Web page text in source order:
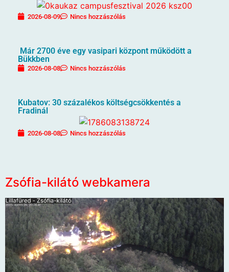
2026-08-09 Nincs hozzászólás
Már 2700 éve egy vasipari központ működött a
Bükkben
2026-08-08 Nincs hozzászólás
Kubatov: 30 százalékos költségcsökkentés a
Fradinál
2026-08-08 Nincs hozzászólás
Zsófia-kilátó webkamera